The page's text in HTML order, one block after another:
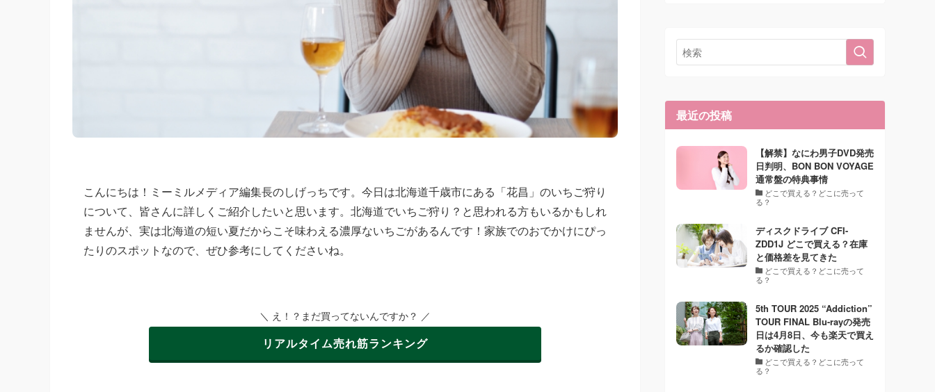
こんにちは！ミーミルメディア編集長のしげっちです。今日は北海道千歳市にある「花昌」のいちご狩り
について、皆さんに詳しくご紹介したいと思います。北海道でいちご狩り？と思われる方もいるかもしれ
ませんが、実は北海道の短い夏だからこそ味わえる濃厚ないちごがあるんです！家族でのおでかけにぴっ
たりのスポットなので、ぜひ参考にしてくださいね。
＼ え！？まだ買ってないんですか？ ／
リアルタイム売れ筋ランキング
最近の投稿
【解禁】なにわ男子DVD発売
日判明、BON BON VOYAGE
通常盤の特典事情
どこで買える？どこに売って
る？
ディスクドライブ CFI-
ZDD1J どこで買える？在庫
と価格差を見てきた
どこで買える？どこに売って
る？
5th TOUR 2025 “Addiction”
TOUR FINAL Blu-rayの発売
日は4月8日、今も楽天で買え
るか確認した
どこで買える？どこに売って
る？